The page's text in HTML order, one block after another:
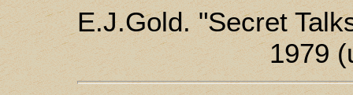
E.J.Gold. "Secret
1979